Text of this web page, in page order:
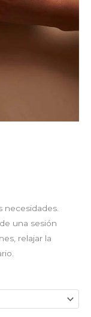
necesidades.
una sesión
relajar la